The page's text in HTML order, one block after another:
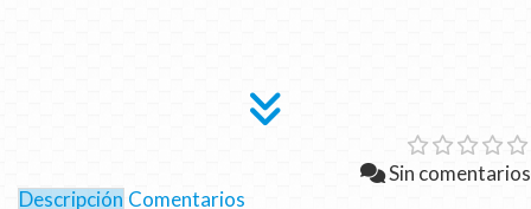
Sin comentarios
Descripción Comentarios